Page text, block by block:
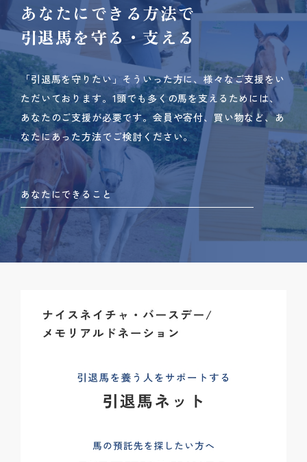
あなたにできる方法で
引退馬を守る・支える
「引退馬を守りたい」そういった方に、様々なご支援をい
ただいております。 1頭でも多くの馬を支えるためには、
あなたのご支援が必要です。 会員や寄付、買い物など、あ
なたにあった方法でご検討ください。
あなたにできること